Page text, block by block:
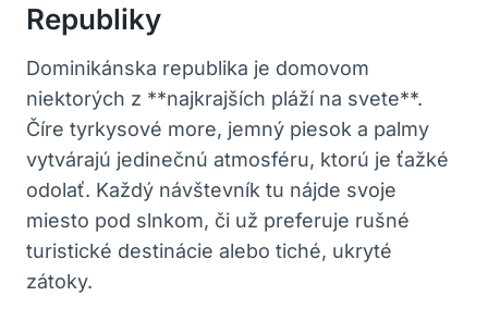
Republiky
Dominikánska republika je domovom
niektorých z **najkrajších pláží na svete**.
Číre tyrkysové more, jemný piesok a palmy
vytvárajú jedinečnú atmosféru, ktorú je ťažké
odolať. Každý návštevník tu nájde svoje
miesto pod slnkom, či už preferuje rušné
turistické destinácie alebo tiché, ukryté
zátoky.